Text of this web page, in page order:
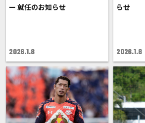
ー 就任のお知らせ
2026.1.8
らせ
2026.1.8